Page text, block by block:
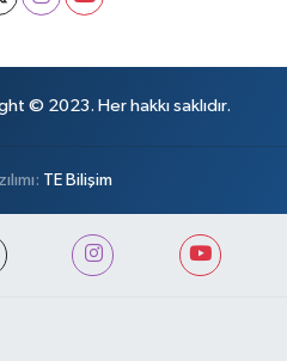
© 2023. Her hakkı saklıdır.
TE Bilişim